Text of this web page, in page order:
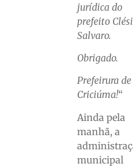
jurídica do
prefeito
Salvaro.
Obrigado.
Prefeirura de
Criciúma!“
Ainda pela
manhã, a
municipal